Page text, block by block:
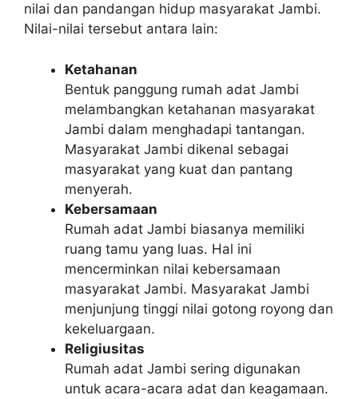
nilai dan pandangan hidup masyarakat Jambi.
Nilai-nilai tersebut antara lain:
Ketahanan
Bentuk panggung rumah adat Jambi
melambangkan ketahanan masyarakat
Jambi dalam menghadapi tantangan.
Masyarakat Jambi dikenal sebagai
masyarakat yang kuat dan pantang
menyerah.
Kebersamaan
Rumah adat Jambi biasanya memiliki
ruang tamu yang luas. Hal ini
mencerminkan nilai kebersamaan
masyarakat Jambi. Masyarakat Jambi
menjunjung tinggi nilai gotong royong dan
kekeluargaan.
Religiusitas
Rumah adat Jambi sering digunakan
untuk acara-acara adat dan keagamaan.